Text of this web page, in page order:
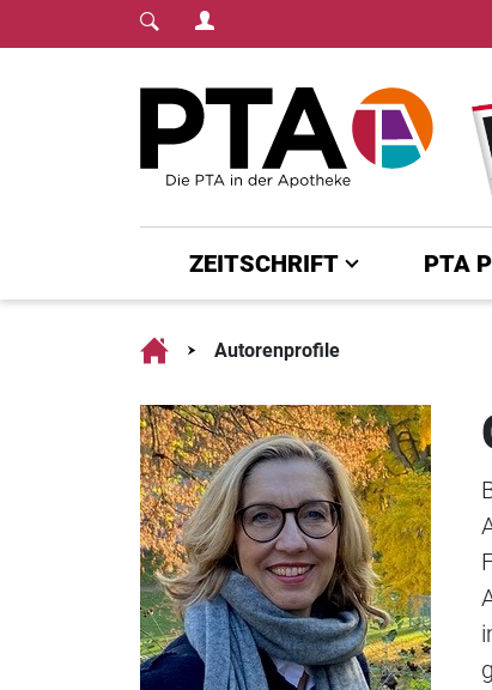
Login Menu
Fachmedium
ZEITSCHRIFT PTA
HomeAutorenprofile